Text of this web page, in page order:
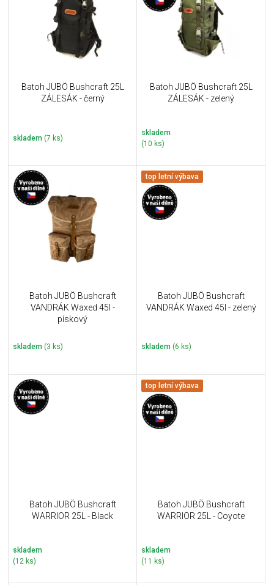
Batoh JUBÖ Bushcraft 25L
ZÁLESÁK - černý
skladem (7 ks)
Batoh JUBÖ Bushcraft 25L
ZÁLESÁK - zelený
skladem
(10 ks)
Batoh JUBÖ Bushcraft
VANDRÁK Waxed 45l -
pískový
skladem (3 ks)
top letní výbava
Batoh JUBÖ Bushcraft
VANDRÁK Waxed 45l - zelený
skladem (6 ks)
Batoh JUBÖ Bushcraft
WARRIOR 25L - Black
skladem
(12 ks)
top letní výbava
Batoh JUBÖ Bushcraft
WARRIOR 25L - Coyote
skladem
(11 ks)